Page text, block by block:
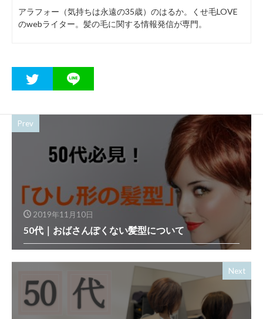
アラフォー（気持ちは永遠の35歳）のはるか。くせ毛LOVE
のwebライター。髪の毛に関する情報発信が専門。
Prev
2019年11月10日
50代｜おばさんぽくない髪型について
Next